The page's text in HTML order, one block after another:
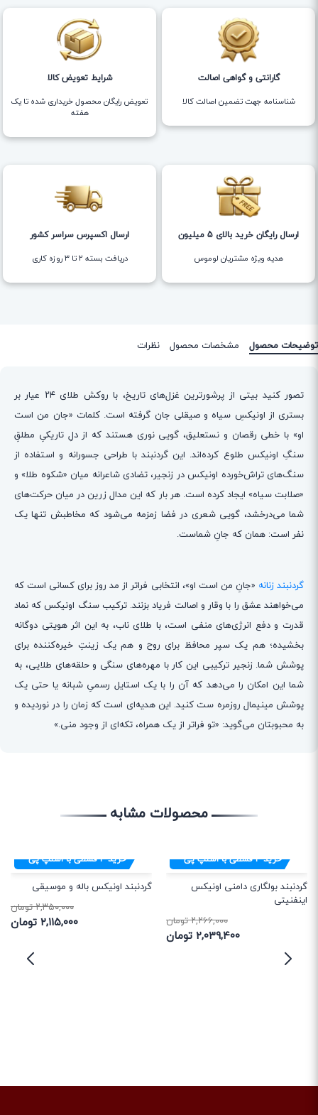
گارانتی و گواهی اصالت
شناسنامه جهت تضمین اصالت کالا
شرایط تعویض کالا
تعویض رایگان محصول خریداری شده تا یک
هفته
ارسال رایگان خرید بالای 5 میلیون
هدیه ویژه مشتریان لوموس
ارسال اکسپرس سراسر کشور
دریافت بسته ۲ تا ۳ روزه کاری
توضیحات محصول مشخصات محصول نظرات
تصور کنید بیتی از پرشورترین غزل‌های تاریخ، با روکش طلای ۲۴ عیار بر
بستری از اونیکسِ سیاه و صیقلی جان گرفته است. کلمات «جان من است
او» با خطی رقصان و نستعلیق، گویی نوری هستند که از دلِ تاریکیِ مطلقِ
سنگِ اونیکس طلوع کرده‌اند. این گردنبند با طراحی جسورانه و استفاده از
سنگ‌های تراش‌خورده اونیکس در زنجیر، تضادی شاعرانه میان «شکوه طلا» و
«صلابت سیاه» ایجاد کرده است. هر بار که این مدال زرین در میان حرکت‌های
شما می‌درخشد، گویی شعری در فضا زمزمه می‌شود که مخاطبش تنها یک
نفر است: همان که جانِ شماست.
گردنبند زنانه «جانِ من است او»، انتخابی فراتر از مد روز برای کسانی است که
می‌خواهند عشق را با وقار و اصالت فریاد بزنند. ترکیب سنگ اونیکس که نماد
قدرت و دفع انرژی‌های منفی است، با طلای ناب، به این اثر هویتی دوگانه
بخشیده؛ هم یک سپر محافظ برای روح و هم یک زینتِ خیره‌کننده برای
پوشش شما. زنجیر ترکیبی این کار با مهره‌های سنگی و حلقه‌های طلایی، به
شما این امکان را می‌دهد که آن را با یک استایل رسمیِ شبانه یا حتی یک
پوشش مینیمال روزمره ست کنید. این هدیه‌ای است که زمان را در نوردیده و
به محبوبتان می‌گوید: «تو فراتر از یک همراه، تکه‌ای از وجود منی.»
محصولات مشابه
خرید۴قسطی با اسنپ پی
گردنبند بولگاری دامنی اونیکس
اینفنیتی
۲,۲۶۶,۰۰۰ تومان
۲,۰۳۹,۴۰۰ تومان
خرید۴قسطی با اسنپ پی
گردنبند اونیکس باله و موسیقی
۲,۳۵۰,۰۰۰ تومان
۲,۱۱۵,۰۰۰ تومان